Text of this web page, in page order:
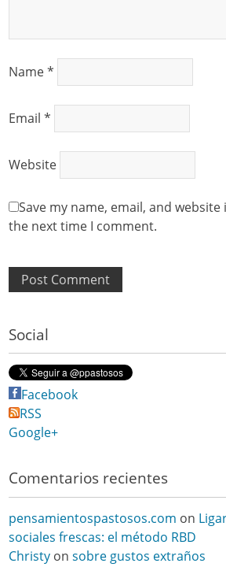
Name*
Email*
Website
Save my name, email, and
the next time I comment.
Social
Facebook
RSS
Google+
Comentarios recientes
pensamientospastosos.com on
sociales frescas: el método RBD
Christy onsobre gustos extraños